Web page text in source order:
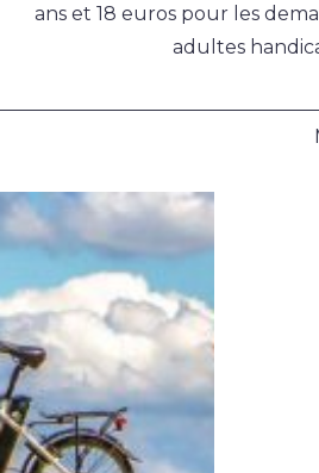
ans et 18 euros pour les
adultes